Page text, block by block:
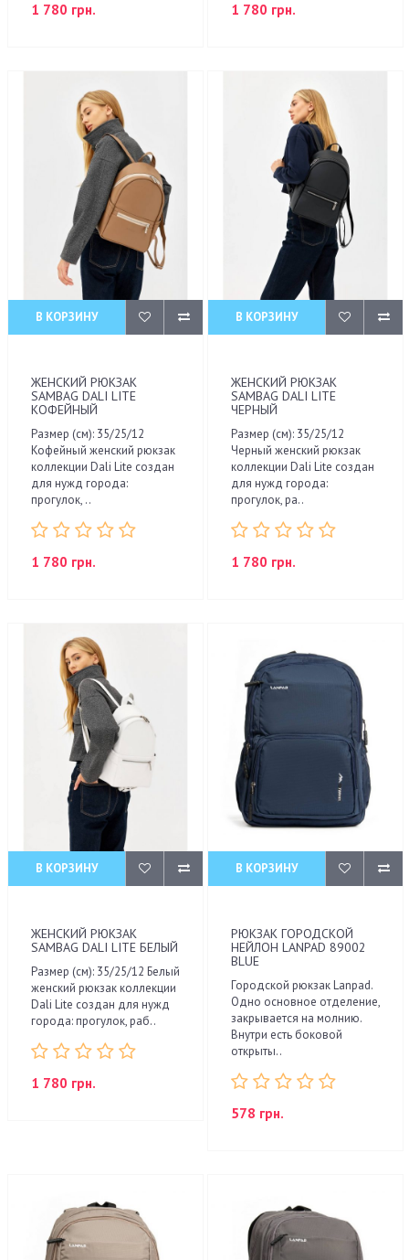
1 780 грн. 1 780 грн.
В КОРЗИНУ
ЖЕНСКИЙ РЮКЗАК
SAMBAG DALI LITE
КОФЕЙНЫЙ
Размер (см): 35/25/12
Кофейный женский рюкзак
коллекции Dali Lite создан
для нужд города:
прогулок, ..
1 780 грн.
В КОРЗИНУ
ЖЕНСКИЙ РЮКЗАК
SAMBAG DALI LITE
ЧЕРНЫЙ
Размер (см): 35/25/12
Черный женский рюкзак
коллекции Dali Lite создан
для нужд города:
прогулок, ра..
1 780 грн.
В КОРЗИНУ
ЖЕНСКИЙ РЮКЗАК
SAMBAG DALI LITE БЕЛЫЙ
Размер (см): 35/25/12 Белый
женский рюкзак коллекции
Dali Lite создан для нужд
города: прогулок, раб..
1 780 грн.
В КОРЗИНУ
РЮКЗАК ГОРОДСКОЙ
НЕЙЛОН LANPAD 89002
BLUE
Городской рюкзак Lanpad.
Одно основное отделение,
закрывается на молнию.
Внутри есть боковой
открыты..
578 грн.